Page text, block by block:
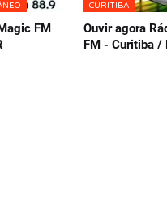
FM
CURITIBA
Ouvir agora
FM - Curitiba /